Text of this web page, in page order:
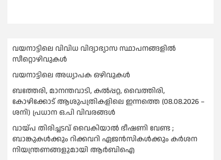
വയനാട്ടിലെ വിവിധ വിദ്യാഭ്യാസ സ്ഥാപനങ്ങളിൽ
സീറ്റൊഴിവുകൾ
വയനാട്ടിലെ അധ്യാപക ഒഴിവുകൾ
ബത്തേരി, മാനന്തവാടി, കൽപ്പറ്റ, വൈത്തിരി,
കോഴിക്കോട് ആശുപത്രികളിലെ ഇന്നത്തെ (08.08.2026 –
ശനി) പ്രധാന ഒ.പി വിവരങ്ങൾ
വായ്പ തിരിച്ചടവ് വൈകിയാല്‍ ഭീഷണി വേണ്ട ;
ബാങ്കുകള്‍ക്കും റിക്കവറി ഏജൻസികള്‍ക്കും കര്‍ശന
നിയന്ത്രണങ്ങളുമായി ആര്‍ബിഐ